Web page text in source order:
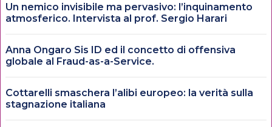
Un nemico invisibile ma pervasivo: l’inquinamento
atmosferico. Intervista al prof. Sergio Harari
Anna Ongaro Sis ID ed il concetto di offensiva
globale al Fraud-as-a-Service.
Cottarelli smaschera l’alibi europeo: la verità sulla
stagnazione italiana